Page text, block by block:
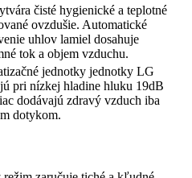
čisté hygienické a teplotné
ovzdušie. Automatické
uhlov lamiel dosahuje
tok a objem vzduchu.
jednotky jednotky LG
pri nízkej hladine hluku 19dB
dodávajú zdravý vzduch iba
dotykom.